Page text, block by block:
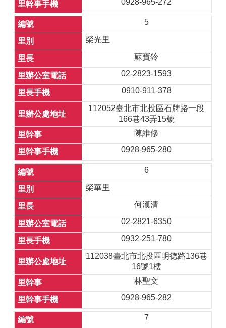
0928-965-272
5
榮光里
蘇寶鈴
02-2823-1593
0910-911-378
112052臺北市北投區石牌路一段
166巷43弄15號
陳維修
0928-965-280
6
榮華里
何漢清
02-2821-6350
0932-251-780
112038臺北市北投區明德路136巷
16號1樓
林聖文
0928-965-282
7